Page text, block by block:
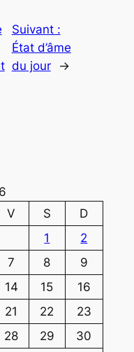
Suivant :
État d’âme
du jour
→
V S
D
1
2
7 8
9
14 15
16
21 22
23
28 29
30